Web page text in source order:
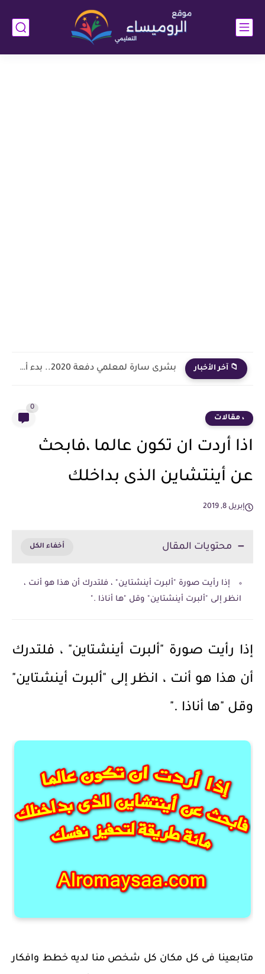
📁 آخر الأخبار بشرى سارة لمعلمي دفعة 2020.. بدء أول خطوة رسمية في...
، مقالات
0
اذا أردت ان تكون عالما ،فابحث
عن أينتشاين الذى بداخلك
إبريل 8, 2019
محتويات المقال
إذا رأيت صورة "ألبرت أينشتاين" ، فلتدرك أن هذا هو أنت ،
انظر إلى "ألبرت أينشتاين" وقل "ها أناذا ."
إذا رأيت صورة "ألبرت أينشتاين" ، فلتدرك
أن هذا هو أنت ، انظر إلى "ألبرت أينشتاين"
وقل "ها أناذا ."
متابعينا فى كل مكان كل شخص منا لديه خطط وافكار